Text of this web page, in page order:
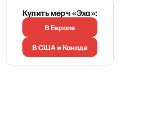
Купить мерч «Эха»:
В Европе
В США и Канаде